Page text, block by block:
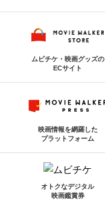
ムビチケ・映画グッズの
ECサイト
映画情報を網羅した
プラットフォーム
オトクなデジタル
映画鑑賞券